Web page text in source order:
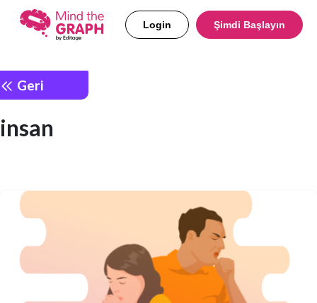
Login Şimdi Başlayın
Geri
insan